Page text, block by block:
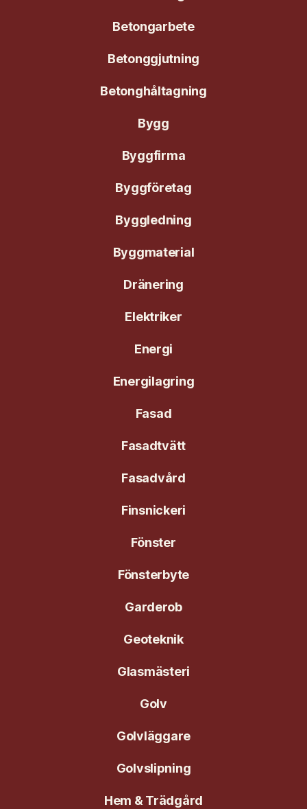
Betongarbete
Betonggjutning
Betonghåltagning
Bygg
Byggfirma
Byggföretag
Byggledning
Byggmaterial
Dränering
Elektriker
Energi
Energilagring
Fasad
Fasadtvätt
Fasadvård
Finsnickeri
Fönster
Fönsterbyte
Garderob
Geoteknik
Glasmästeri
Golv
Golvläggare
Golvslipning
Hem & Trädgård